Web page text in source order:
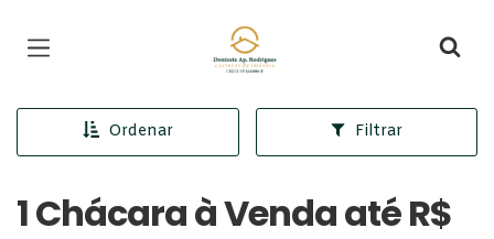
Página inicial
Ordenar Filtrar
1 Chácara à Venda até R$